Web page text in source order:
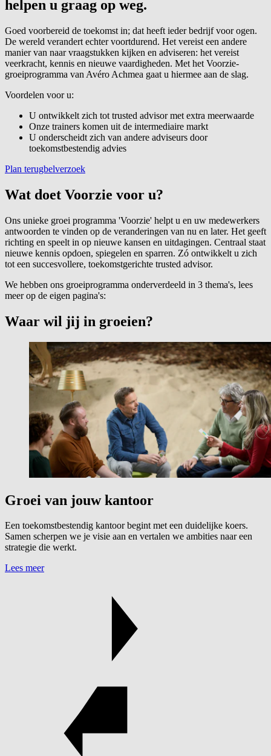
helpen u graag op weg.
Goed voorbereid de toekomst in; dat heeft ieder bedrijf voor ogen.
De wereld verandert echter voortdurend. Het vereist een andere
manier van naar vraagstukken kijken en adviseren: het vereist
veerkracht, kennis en nieuwe vaardigheden. Met het Voorzie-
groeiprogramma van Avéro Achmea gaat u hiermee aan de slag.
Voordelen voor u:
U ontwikkelt zich tot trusted advisor met extra meerwaarde
Onze trainers komen uit de intermediaire markt
U onderscheidt zich van andere adviseurs door
toekomstbestendig advies
Plan terugbelverzoek
Wat doet Voorzie voor u?
Ons unieke groei programma 'Voorzie' helpt u en uw medewerkers
antwoorden te vinden op de veranderingen van nu en later. Het geeft
richting en speelt in op nieuwe kansen en uitdagingen. Centraal staat
nieuwe kennis opdoen, spiegelen en sparren. Zó ontwikkelt u zich
tot een succesvollere, toekomstgerichte trusted advisor.
We hebben ons groeiprogramma onderverdeeld in 3 thema's, lees
meer op de eigen pagina's:
Waar wil jij in groeien?
Groei van jouw kantoor
Een toekomstbestendig kantoor begint met een duidelijke koers.
Samen scherpen we je visie aan en vertalen we ambities naar een
strategie die werkt.
Lees meer